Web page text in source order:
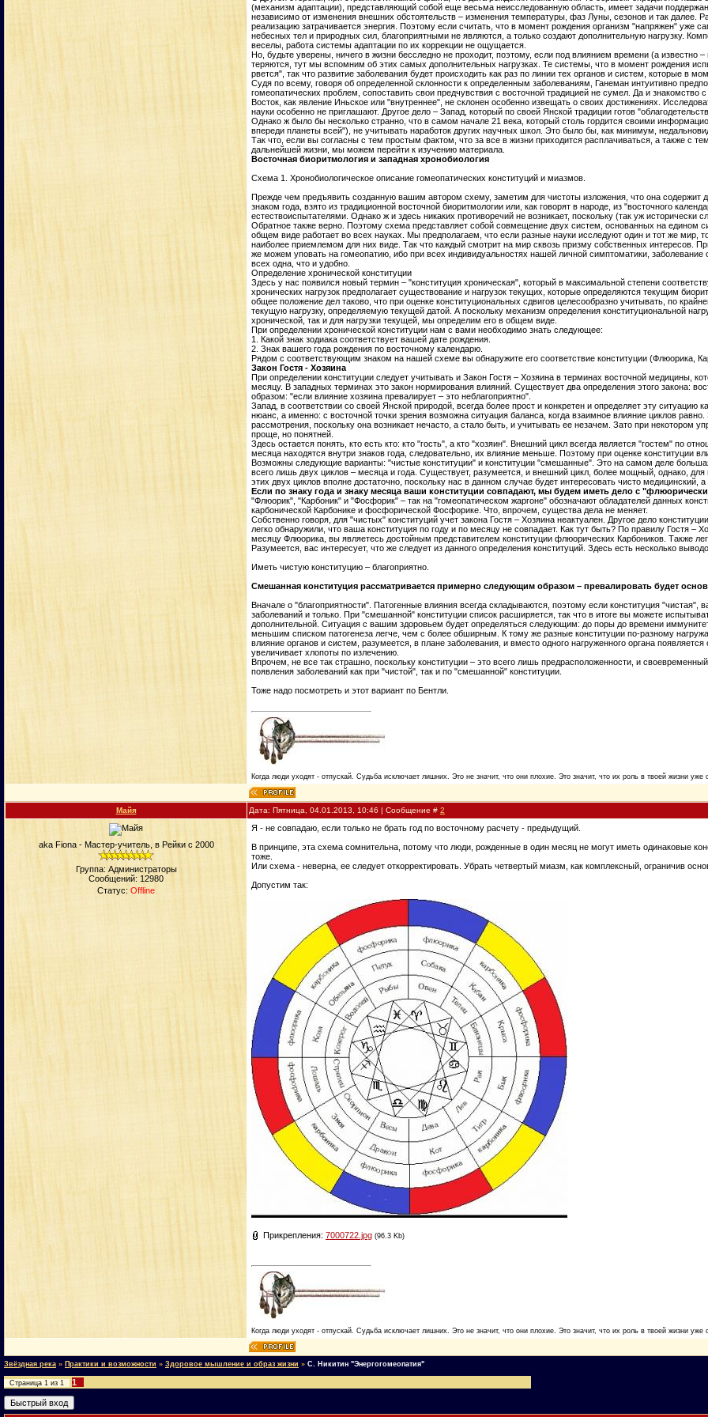
(механизм адаптации), представляющий собой еще весьма неисследованную область, имеет задачи
независимо от изменения внешних обстоятельств – изменения температуры, фаз Луны, сезонов и так
реализацию затрачивается энергия. Поэтому если считать, что в момент рождения организм "напряжен" уже
небесных тел и природных сил, благоприятными не являются, а только создают дополнительную нагрузку.
веселы, работа системы адаптации по их коррекции не ощущается.
Но, будьте уверены, ничего в жизни бесследно не проходит, поэтому, если под влиянием времени (а
теряются, тут мы вспомним об этих самых дополнительных нагрузках. Те системы, что в момент рождения
рвется", так что развитие заболевания будет происходить как раз по линии тех органов и систем, которые в
Судя по всему, говоря об определенной склонности к определенным заболеваниям, Ганеман интуитивно
гомеопатических проблем, сопоставить свои предчувствия с восточной традицией не сумел. Да и
Восток, как явление Иньское или "внутреннее", не склонен особенно извещать о своих достижениях.
науки особенно не приглашают. Другое дело – Запад, который по своей Янской традиции готов
Однако ж было бы несколько странно, что в самом начале 21 века, который столь гордится своими
впереди планеты всей"), не учитывать наработок других научных школ. Это было бы, как минимум,
Так что, если вы согласны с тем простым фактом, что за все в жизни приходится расплачиваться, а также с
дальнейшей жизни, мы можем перейти к изучению материала.
Восточная биоритмология и западная хронобиология
Схема 1. Хронобиологическое описание гомеопатических конституций и миазмов.
Прежде чем предъявить созданную вашим автором схему, заметим для чистоты изложения, что она
знаком года, взято из традиционной восточной биоритмологии или, как говорят в народе, из "восточного
естествоиспытателями. Однако ж и здесь никаких противоречий не возникает, поскольку (так уж
Обратное также верно. Поэтому схема представляет собой совмещение двух систем, основанных на едином
общем виде работает во всех науках. Мы предполагаем, что если разные науки исследуют один и тот же мир,
наиболее приемлемом для них виде. Так что каждый смотрит на мир сквозь призму собственных интересов.
же можем уповать на гомеопатию, ибо при всех индивидуальностях нашей личной симптоматики,
всех одна, что и удобно.
Определение хронической конституции
Здесь у нас появился новый термин – "конституция хроническая", который в максимальной степени
хронических нагрузок предполагает существование и нагрузок текущих, которые определяются текущим
общее положение дел таково, что при оценке конституциональных сдвигов целесообразно учитывать, по
текущую нагрузку, определяемую текущей датой. А поскольку механизм определения конституциональной
хронической, так и для нагрузки текущей, мы определим его в общем виде.
При определении хронической конституции нам с вами необходимо знать следующее:
1. Какой знак зодиака соответствует вашей дате рождения.
2. Знак вашего года рождения по восточному календарю.
Рядом с соответствующим знаком на нашей схеме вы обнаружите его соответствие конституции (Флюорика,
Закон Гостя - Хозяина
При определении конституции следует учитывать и Закон Гостя – Хозяина в терминах восточной медицины,
месяцу. В западных терминах это закон нормирования влияний. Существует два определения этого закона:
образом: "если влияние хозяина превалирует – это неблагоприятно".
Запад, в соответствии со своей Янской природой, всегда более прост и конкретен и определяет эту
нюанс, а именно: с восточной точки зрения возможна ситуация баланса, когда взаимное влияние циклов
рассмотрения, поскольку она возникает нечасто, а стало быть, и учитывать ее незачем. Зато при
проще, но понятней.
Здесь остается понять, кто есть кто: кто "гость", а кто "хозяин". Внешний цикл всегда является "гостем" по
месяца находятся внутри знаков года, следовательно, их влияние меньше. Поэтому при оценке конституции
Возможны следующие варианты: "чистые конституции" и конституции "смешанные". Это на самом деле
всего лишь двух циклов – месяца и года. Существует, разумеется, и внешний цикл, более мощный, однако,
этих двух циклов вполне достаточно, поскольку нас в данном случае будет интересовать чисто медицинский,
Если по знаку года и знаку месяца ваши конституции совпадают, мы будем иметь дело с
"Флюорик", "Карбоник" и "Фосфорик" – так на "гомеопатическом жаргоне" обозначают обладателей данных
карбонической Карбонике и фосфорической Фосфорике. Что, впрочем, существа дела не меняет.
Собственно говоря, для "чистых" конституций учет закона Гостя – Хозяина неактуален. Другое дело
легко обнаружили, что ваша конституция по году и по месяцу не совпадает. Как тут быть? По правилу Гостя –
месяцу Флюорика, вы являетесь достойным представителем конституции флюорических Карбоников. Также
Разумеется, вас интересует, что же следует из данного определения конституций. Здесь есть несколько
Иметь чистую конституцию – благоприятно.
Смешанная конституция рассматривается примерно следующим образом – превалировать будет
Вначале о "благоприятности". Патогенные влияния всегда складываются, поэтому если конституция
заболеваний и только. При "смешанной" конституции список расширяется, так что в итоге вы можете
дополнительной. Ситуация с вашим здоровьем будет определяться следующим: до поры до времени
меньшим списком патогенеза легче, чем с более обширным. К тому же разные конституции по-разному
влияние органов и систем, разумеется, в плане заболевания, и вместо одного нагруженного органа
увеличивает хлопоты по излечению.
Впрочем, не все так страшно, поскольку конституции – это всего лишь предрасположенности, и
появления заболеваний как при "чистой", так и по "смешанной" конституции.
Тоже надо посмотреть и этот вариант по Бентли.
Когда люди уходят - отпускай. Судьба исключает лишних. Это не значит, что они плохие. Это значит, что их роль в твоей жизни уже
Майя Дата: Пятница, 04.01.2013, 10:46 | Сообщение # 2
aka Fiona - Мастер-учитель, в Рейки с 2000
Группа: Администраторы
Сообщений: 12980
Статус: Offline
Я - не совпадаю, если только не брать год по восточному расчету - предыдущий.
В принципе, эта схема сомнительна, потому что люди, рожденные в один месяц не могут иметь одинаковые
тоже.
Или схема - неверна, ее следует откорректировать. Убрать четвертый миазм, как комплексный, ограничив
Допустим так:
Прикрепления: 7000722.jpg (96.3 Kb)
Когда люди уходят - отпускай. Судьба исключает лишних. Это не значит, что они плохие. Это значит, что их роль в твоей жизни уже
Звёздная река » Практики и возможности » Здоровое мышление и образ жизни » С. Никитин "Энергогомеопатия"
Страница 1 из 1 1